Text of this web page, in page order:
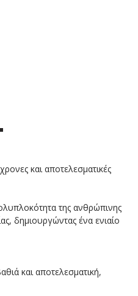
και αποτελεσματικές
της ανθρώπινης
δημιουργώντας ένα ενιαίο
και αποτελεσματική,